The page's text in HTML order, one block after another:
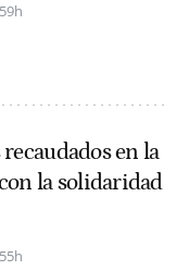
en la
la solidaridad